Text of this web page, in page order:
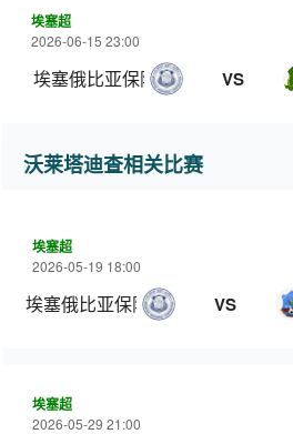
埃塞超
2026-06-15 23:00
埃塞俄比亚保险 VS
沃莱塔迪查相关比赛
埃塞超
2026-05-19 18:00
埃塞俄比亚保险 VS
埃塞超
2026-05-29 21:00